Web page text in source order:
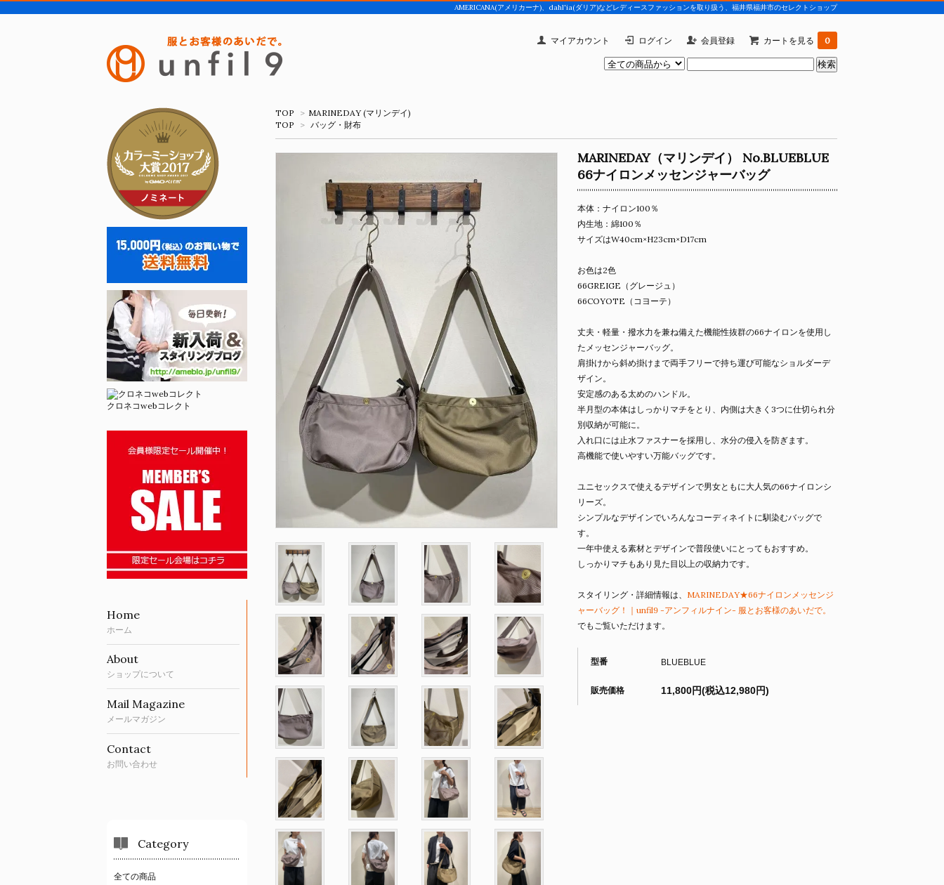
AMERICANA(アメリカーナ)、dahl'ia(ダリア)などレディースファッションを取り扱う、福井県福井市のセレクトショップ
マイアカウント ログイン 会員登録 カートを見る 0
TOP > MARINEDAY (マリンデイ)
TOP
> バッグ・財布
MARINEDAY（マリンデイ） No.BLUEBLUE
66ナイロンメッセンジャーバッグ
本体：ナイロン100％
内生地：綿100％
サイズはW40cm×H23cm×D17cm
お色は2色
66GREIGE（グレージュ）
66COYOTE（コヨーテ）
丈夫・軽量・撥水力を兼ね備えた機能性抜群の66ナイロンを使用し
たメッセンジャーバッグ。
肩掛けから斜め掛けまで両手フリーで持ち運び可能なショルダーデ
ザイン。
安定感のある太めのハンドル。
半月型の本体はしっかりマチをとり、内側は大きく3つに仕切られ分
別収納が可能に。
入れ口には止水ファスナーを採用し、水分の侵入を防ぎます。
高機能で使いやすい万能バッグです。
ユニセックスで使えるデザインで男女ともに大人気の66ナイロンシ
リーズ。
シンプルなデザインでいろんなコーディネイトに馴染むバッグで
す。
一年中使える素材とデザインで普段使いにとってもおすすめ。
しっかりマチもあり見た目以上の収納力です。
スタイリング・詳細情報は、 MARINEDAY★66ナイロンメッセンジ
ャーバッグ！｜unfil9 -アンフィルナイン- 服とお客様のあいだで。
でもご覧いただけます。
型番 BLUEBLUE
販売価格 11,800円(税込12,980円)
クロネコwebコレクト
Home
ホーム
About
ショップについて
Mail Magazine
メールマガジン
Contact
お問い合わせ
Category
全ての商品